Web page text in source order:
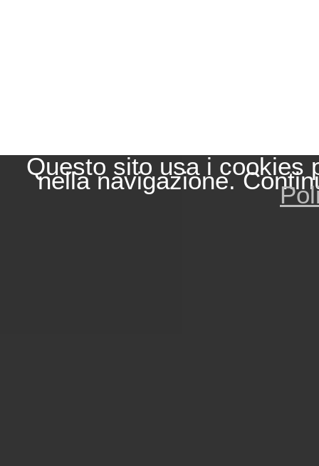
Questo sito usa i cookies
nella navigazione.